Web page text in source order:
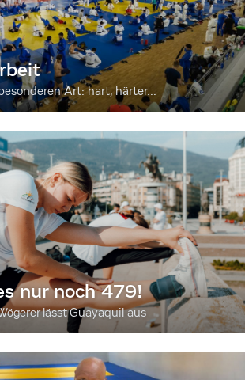
Art: hart, härter...
nur noch 479!
lässt Guayaquil aus